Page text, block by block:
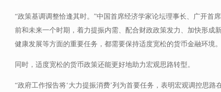
“政策基调调整恰逢其时。”中国首席经济学家论坛理事长、广开首
前和未来一个时期，着力提振内需、配合财政政策发力、加快形成
健康发展等方面的重要任务，都需要保持适度宽松的货币金融环境
同时，适度宽松的货币政策还能更好地助力宏观思路转型。
“政府工作报告将‘大力提振消费’列为首要任务，表明宏观调控思路